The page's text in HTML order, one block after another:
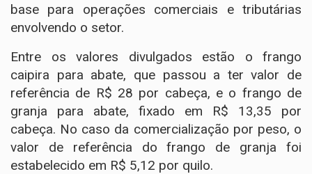
base para operações comerciais e tributárias
envolvendo o setor.
Entre os valores divulgados estão o frango
caipira para abate, que passou a ter valor de
referência de R$ 28 por cabeça, e o frango de
granja para abate, fixado em R$ 13,35 por
cabeça. No caso da comercialização por peso, o
valor de referência do frango de granja foi
estabelecido em R$ 5,12 por quilo.